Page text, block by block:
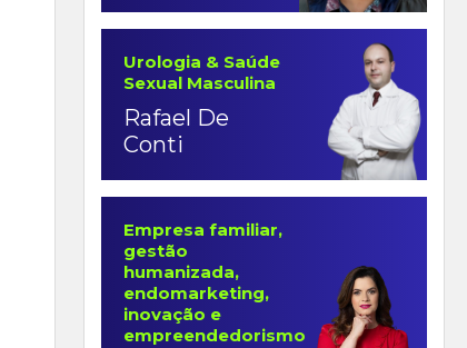
Urologia & Saúde
Sexual Masculina
Rafael De
Conti
Empresa familiar,
gestão
humanizada,
endomarketing,
inovação e
empreendedorismo